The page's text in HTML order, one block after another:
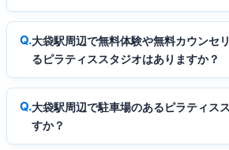
大袋駅周辺で無料体験や無料カウンセ
るピラティススタジオはありますか？
大袋駅周辺で駐車場のあるピラティス
すか？